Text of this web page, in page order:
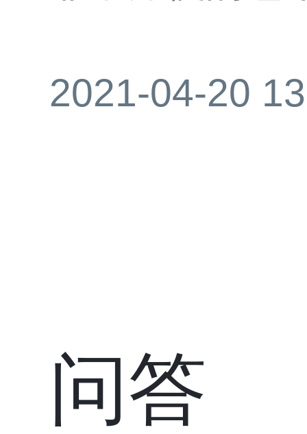
2021-04-20
问答